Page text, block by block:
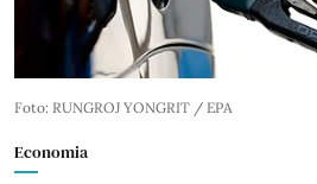
Foto: RUNGROJ YONGRIT / EPA
Economia